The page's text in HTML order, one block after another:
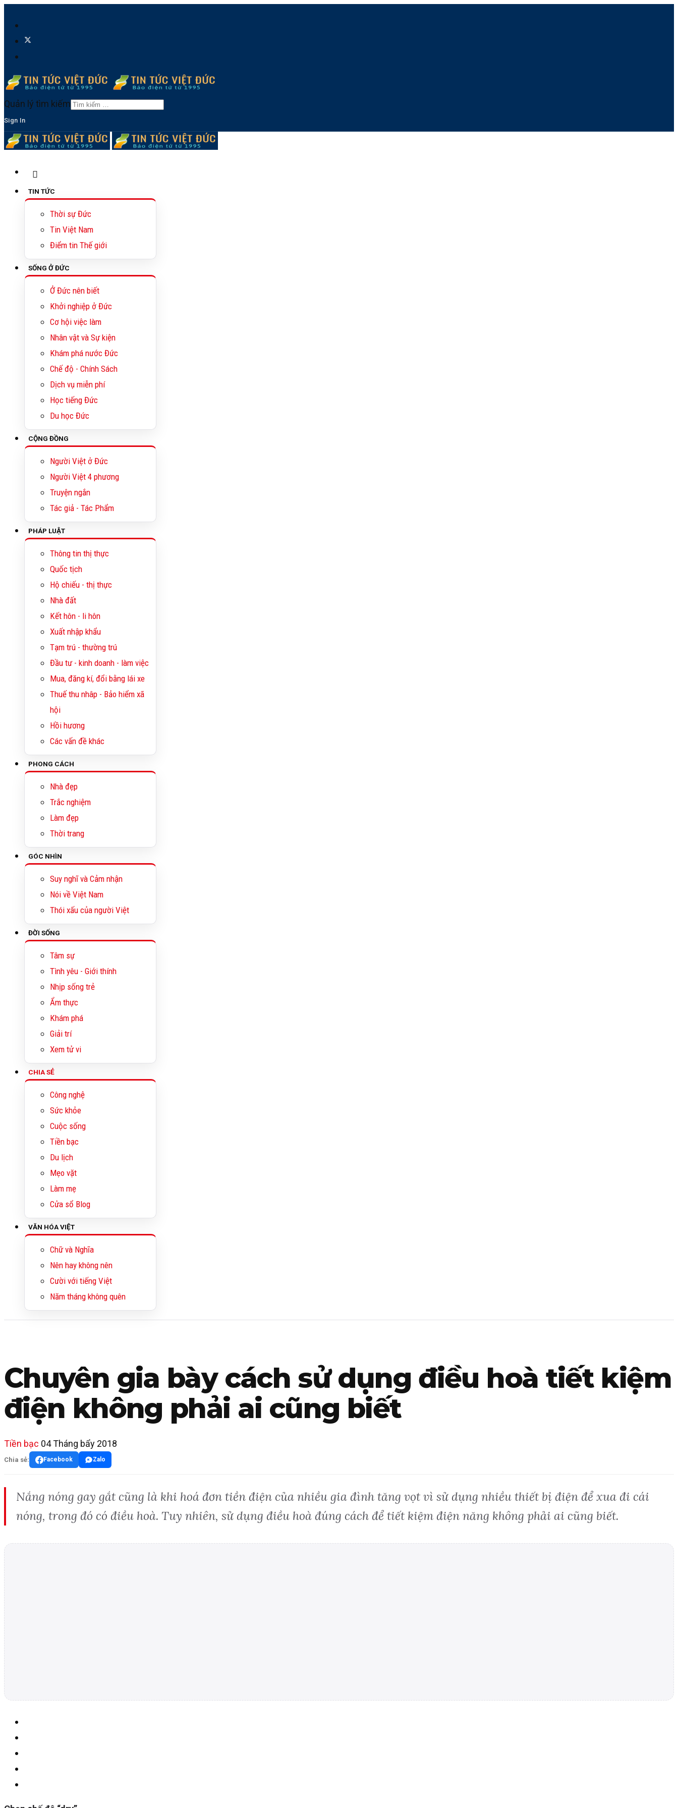
Quản lý tìm kiếm
Sign In
TIN TỨC
Thời sự Đức
Tin Việt Nam
Điểm tin Thế giới
SỐNG Ở ĐỨC
Ở Đức nên biết
Khởi nghiệp ở Đức
Cơ hội việc làm
Nhân vật và Sự kiện
Khám phá nước Đức
Chế độ - Chính Sách
Dịch vụ miễn phí
Học tiếng Đức
Du học Đức
CỘNG ĐỒNG
Người Việt ở Đức
Người Việt 4 phương
Truyện ngắn
Tác giả - Tác Phẩm
PHÁP LUẬT
Thông tin thị thực
Quốc tịch
Hộ chiếu - thị thực
Nhà đất
Kết hôn - li hôn
Xuất nhập khẩu
Tạm trú - thường trú
Đầu tư - kinh doanh - làm việc
Mua, đăng kí, đổi bằng lái xe
Thuế thu nhâp - Bảo hiểm xã
hội
Hồi hương
Các vấn đề khác
PHONG CÁCH
Nhà đẹp
Trắc nghiệm
Làm đẹp
Thời trang
GÓC NHÌN
Suy nghĩ và Cảm nhận
Nói về Việt Nam
Thói xấu của người Việt
ĐỜI SỐNG
Tâm sự
Tình yêu - Giới thính
Nhịp sống trẻ
Ẩm thực
Khám phá
Giải trí
Xem tử vi
CHIA SẺ
Công nghệ
Sức khỏe
Cuộc sống
Tiền bạc
Du lịch
Mẹo vặt
Làm mẹ
Cửa sổ Blog
VĂN HÓA VIỆT
Chữ và Nghĩa
Nên hay không nên
Cười với tiếng Việt
Năm tháng không quên
Chuyên gia bày cách sử dụng điều hoà tiết kiệm
điện không phải ai cũng biết
Tiền bạc 04 Tháng bẩy 2018
Chia sẻ: Facebook Zalo
Nắng nóng gay gắt cũng là khi hoá đơn tiền điện của nhiều gia đình tăng vọt vì sử dụng nhiều thiết bị điện để xua đi cái
nóng, trong đó có điều hoà. Tuy nhiên, sử dụng điều hoà đúng cách để tiết kiệm điện năng không phải ai cũng biết.